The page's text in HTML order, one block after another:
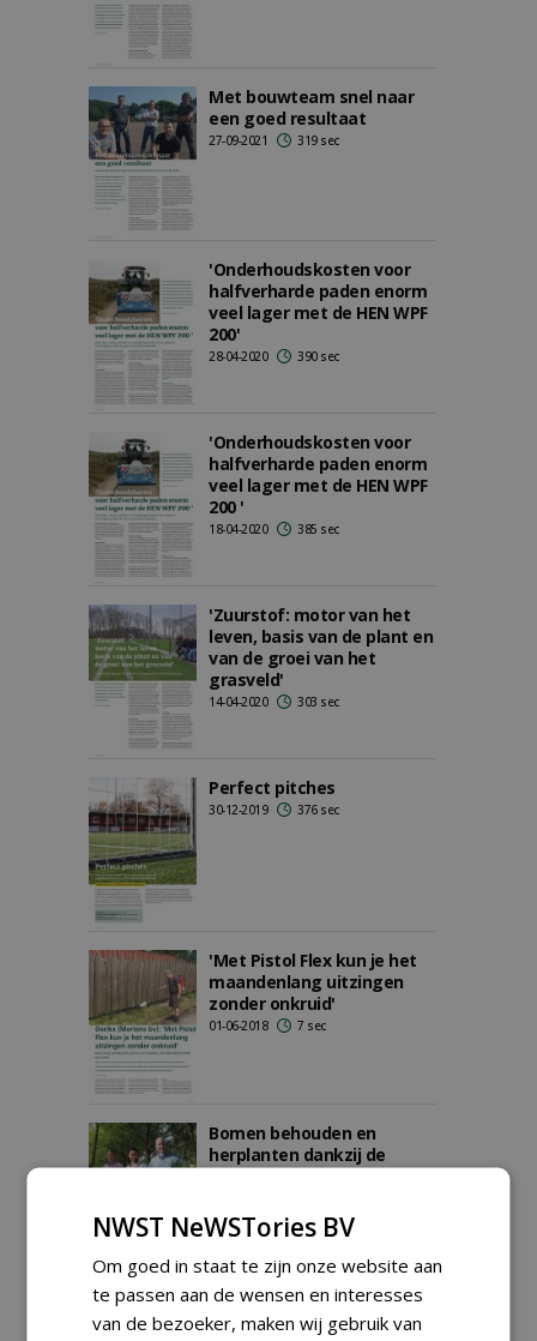
Met bouwteam snel naar
een goed resultaat
27-09-2021 319 sec
'Onderhoudskosten voor
halfverharde paden enorm
veel lager met de HEN WPF
200'
28-04-2020 390 sec
'Onderhoudskosten voor
halfverharde paden enorm
veel lager met de HEN WPF
200 '
18-04-2020 385 sec
'Zuurstof: motor van het
leven, basis van de plant en
van de groei van het
grasveld'
14-04-2020 303 sec
Perfect pitches
30-12-2019 376 sec
'Met Pistol Flex kun je het
maandenlang uitzingen
zonder onkruid'
01-06-2018 7 sec
Bomen behouden en
herplanten dankzij de
Bomenmakelaar
Zaailingen en zetstammen
- mag het iets
NWST NeWSTories BV
Om goed in staat te zijn onze website aan
te passen aan de wensen en interesses
van de bezoeker, maken wij gebruik van